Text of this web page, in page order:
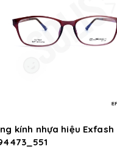
kính nhựa hiệu Exfash